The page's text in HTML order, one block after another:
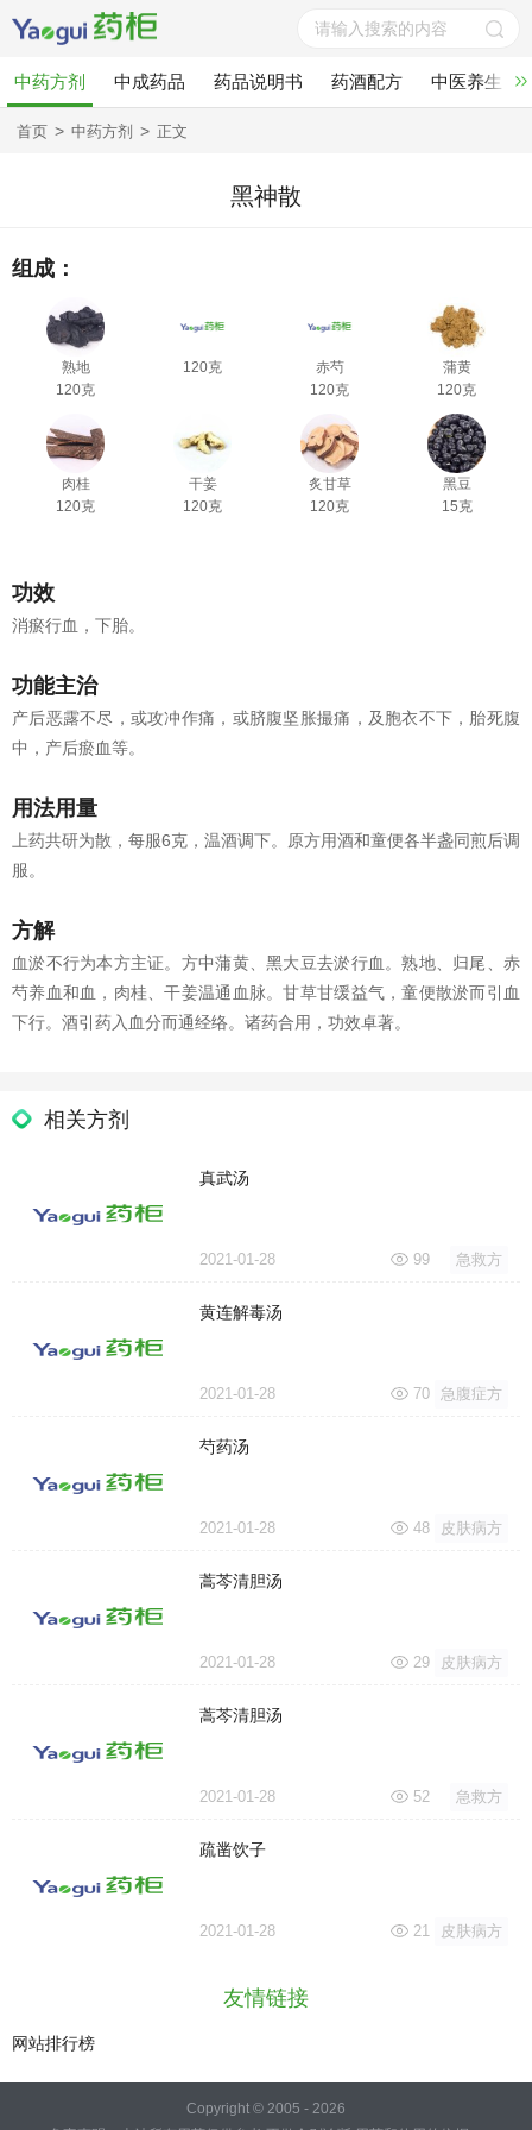
中药方剂 中成药品 药品说明书 药酒配方 中医养生
首页 > 中药方剂 > 正文
黑神散
组成：
熟地
120克
120克
赤芍
120克
蒲黄
120克
肉桂
120克
干姜
120克
炙甘草
120克
黑豆
15克
功效
消瘀行血，下胎。
功能主治
产后恶露不尽，或攻冲作痛，或脐腹坚胀撮痛，及胞衣不下，胎死腹
中，产后瘀血等。
用法用量
上药共研为散，每服6克，温酒调下。原方用酒和童便各半盏同煎后调
服。
方解
血淤不行为本方主证。方中蒲黄、黑大豆去淤行血。熟地、归尾、赤
芍养血和血，肉桂、干姜温通血脉。甘草甘缓益气，童便散淤而引血
下行。酒引药入血分而通经络。诸药合用，功效卓著。
相关方剂
真武汤
2021-01-28 99 急救方
黄连解毒汤
2021-01-28 70 急腹症方
芍药汤
2021-01-28 48 皮肤病方
蒿芩清胆汤
2021-01-28 29 皮肤病方
蒿芩清胆汤
2021-01-28 52 急救方
疏凿饮子
2021-01-28 21 皮肤病方
友情链接
网站排行榜
Copyright © 2005 - 2026